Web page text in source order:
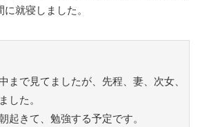
就寝しました。
まで見てましたが、先程、妻、次女、
した。
起きて、勉強する予定です。